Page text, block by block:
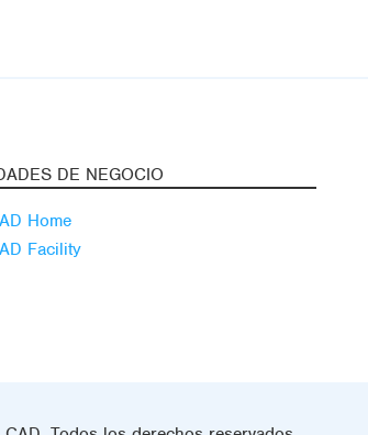
DE NEGOCIO
Home
Facility